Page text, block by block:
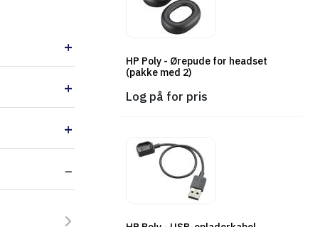
HP Poly - Ørepude for headset
(pakke med 2)
Log på for pris